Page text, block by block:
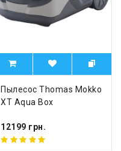
Пылесос Thomas Mokko
XT Aqua Box
12199 грн.